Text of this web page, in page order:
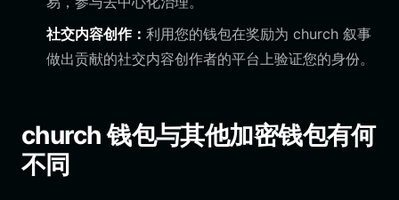
社交内容创作： 利用您的钱包在奖励为 church 叙事
做出贡献的社交内容创作者的平台上验证您的身份。
church 钱包与其他加密钱包有何
不同